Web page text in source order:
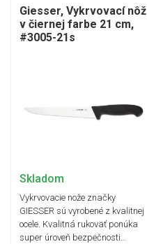
Giesser, Vykrvovací nôž
v čiernej farbe 21 cm,
#3005-21s
Skladom
Vykrvovacie nože značky
GIESSER sú vyrobené z kvalitnej
ocele. Kvalitná rukoväť ponúka
super úroveň bezpečnosti…